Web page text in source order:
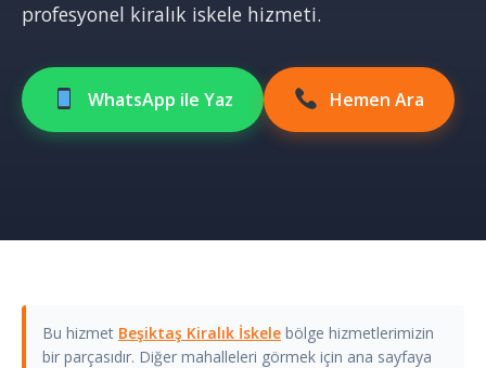
profesyonel kiralık iskele hizmeti.
WhatsApp ile Yaz Hemen Ara
Bu hizmet Beşiktaş Kiralık İskele bölge hizmetlerimizin
bir parçasıdır. Diğer mahalleleri görmek için ana sayfaya